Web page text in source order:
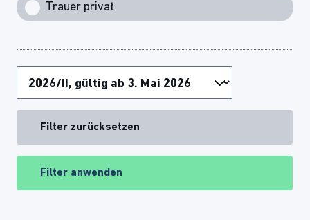
Trauer privat
Filter zurücksetzen
Filter anwenden